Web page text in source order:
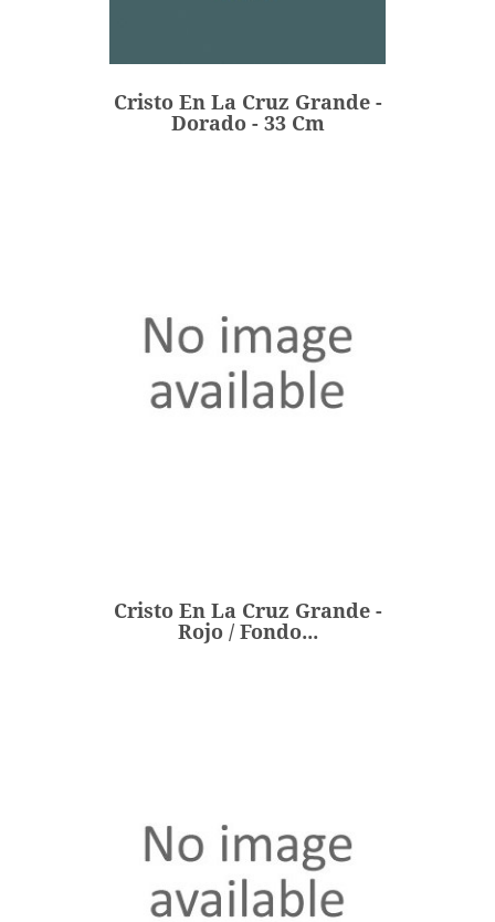
Cristo En La Cruz Grande -
Dorado - 33 Cm
Precio
277,00 €
AÑADIR
Cristo En La Cruz Grande -
Rojo / Fondo...
AÑADIR